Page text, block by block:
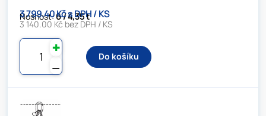
Nosnost:6 / 4,35 t
3 799.40 Kč s DPH / KS
3 140.00 Kč bez DPH / KS
⚊
✚
Do košíku